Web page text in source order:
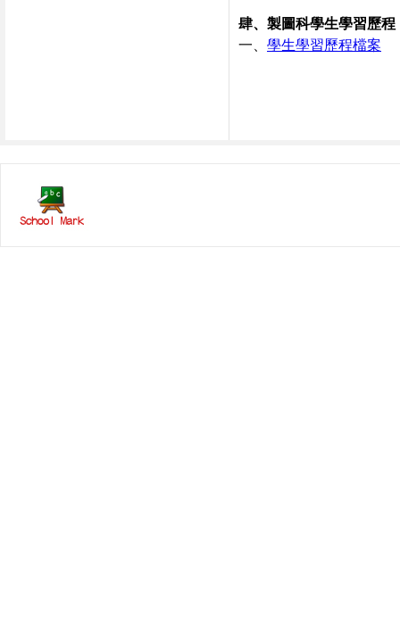
肆、製圖科學生學習歷程
一、 學生學習歷程檔案